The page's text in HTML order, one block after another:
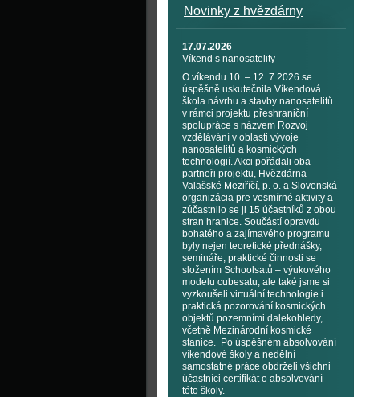
Novinky z hvězdárny
17.07.2026
Víkend s nanosatelity
O víkendu 10. – 12. 7 2026 se
úspěšně uskutečnila Víkendová
škola návrhu a stavby nanosatelitů
v rámci projektu přeshraniční
spolupráce s názvem Rozvoj
vzdělávání v oblasti vývoje
nanosatelitů a kosmických
technologií. Akci pořádali oba
partneři projektu, Hvězdárna
Valašské Meziříčí, p. o. a Slovenská
organizácia pre vesmírné aktivity a
zúčastnilo se ji 15 účastníků z obou
stran hranice. Součástí opravdu
bohatého a zajímavého programu
byly nejen teoretické přednášky,
semináře, praktické činnosti se
složením Schoolsatů – výukového
modelu cubesatu, ale také jsme si
vyzkoušeli virtuální technologie i
praktická pozorování kosmických
objektů pozemními dalekohledy,
včetně Mezinárodní kosmické
stanice. Po úspěšném absolvování
víkendové školy a nedělní
samostatné práce obdrželi všichni
účastníci certifikát o absolvování
této školy.